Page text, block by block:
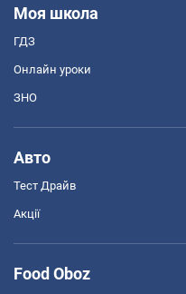
Моя школа
ГДЗ
Онлайн уроки
ЗНО
Авто
Тест Драйв
Акції
Food Oboz